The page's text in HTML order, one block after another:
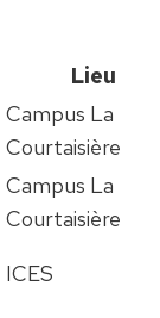
Lieu
Campus La
Courtaisière
Campus La
Courtaisière
ICES